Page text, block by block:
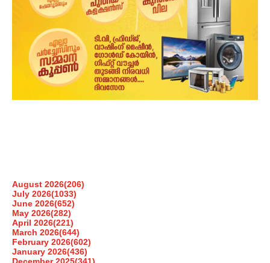
August 2026(206)
July 2026(1033)
June 2026(652)
May 2026(282)
April 2026(221)
March 2026(644)
February 2026(602)
January 2026(436)
December 2025(341)